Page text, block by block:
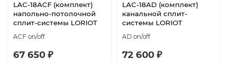
LAC-18ACF (комплект)
напольно-потолочной
сплит-системы LORIOT
ACF on/off
67 650 ₽
LAC-18AD (комплект)
канальной сплит-
системы LORIOT
AD on/off
72 600 ₽